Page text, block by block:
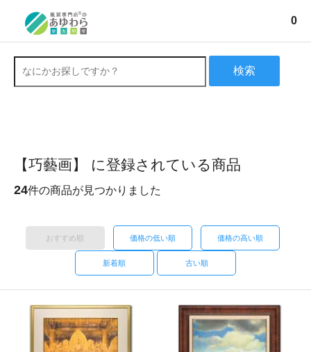
0
検索
【巧藝画】 に登録されている商品
24件の商品が見つかりました
おすすめ順 価格の低い順 価格の高い順
新着順 古い順